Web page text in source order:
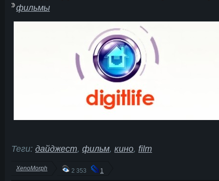
фильмы
Теги: дайджест, фильм, кино, film
XenoMorph 2 353 1